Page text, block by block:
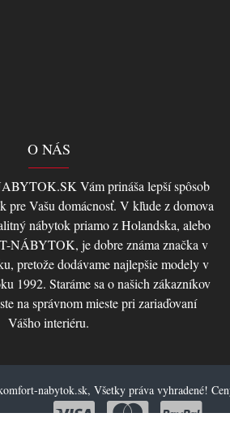
O NÁS
Vám prináša lepší spôsob
pre Vašu domácnosť. V kľude z domova
nábytok priamo z Holandska, alebo
NÁBYTOK, je dobre známa značka v
pretože dodávame najlepšie modely v
1992. Staráme sa o našich zákazníkov
na správnom mieste pri zariaďovaní
Vášho interiéru.
nabytok.sk, Všetky práva vyhradené!